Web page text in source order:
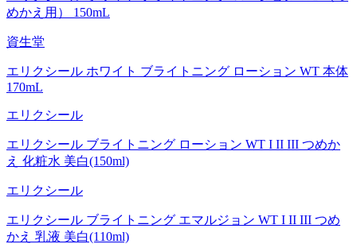
めかえ用） 150mL
資生堂
エリクシール ホワイト ブライトニング ローション WT 本体
170mL
エリクシール
エリクシール ブライトニング ローション WT I II III つめか
え 化粧水 美白(150ml)
エリクシール
エリクシール ブライトニング エマルジョン WT I II III つめ
かえ 乳液 美白(110ml)